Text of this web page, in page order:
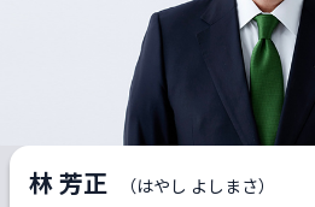
林 芳正
（はやし よしまさ）